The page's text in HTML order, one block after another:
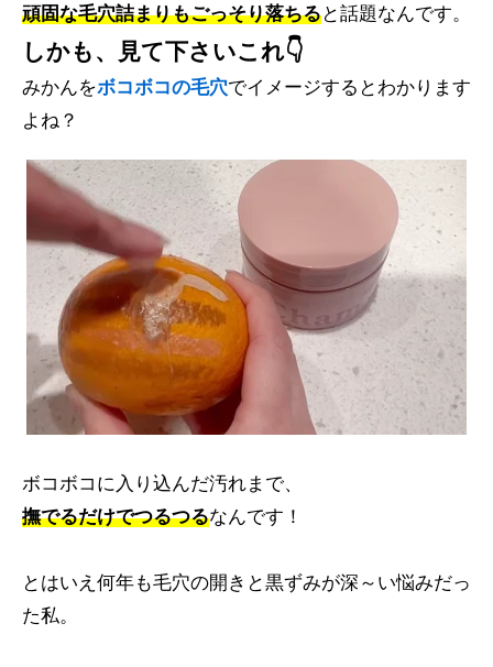
頑固な毛穴詰まりもごっそり落ちると話題なんです。
しかも、見て下さいこれ👇
みかんをボコボコの毛穴でイメージするとわかります
よね？
ボコボコに入り込んだ汚れまで、
撫でるだけでつるつるなんです！
とはいえ何年も毛穴の開きと黒ずみが深～い悩みだっ
た私。